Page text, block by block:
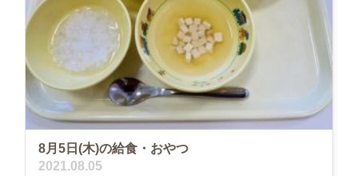
8月5日(木)の給食・おやつ
2021.08.05